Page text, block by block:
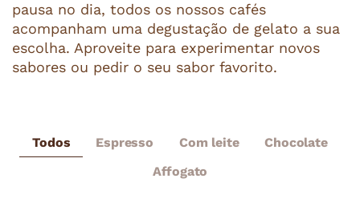
pausa no dia, todos os nossos cafés
acompanham uma degustação de gelato a sua
escolha. Aproveite para experimentar novos
sabores ou pedir o seu sabor favorito.
Todos Espresso Com leite
Chocolate
Affogato